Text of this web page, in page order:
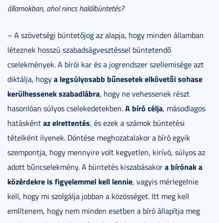
államokban, ahol nincs halálbüntetés?
– A szövetségi büntetőjog az alapja, hogy minden államban
léteznek hosszú szabadságvesztéssel büntetendő
cselekmények. A bírói kar és a jogrendszer szellemisége azt
diktálja, hogya legsúlyosabb bűnesetek elkövetői sohase
kerülhessenek szabadlábra, hogy ne vehessenek részt
hasonlóan súlyos cselekedetekben.A bíró célja, másodlagos
hatáskéntaz elrettentés, és ezek a számok büntetési
tételként ilyenek. Döntése meghozatalakor a bíró egyik
szempontja, hogy mennyire volt kegyetlen, kirívó, súlyos az
adott bűncselekmény. A büntetés kiszabásakora bírónaka
közérdekre is figyelemmel kell lennie, vagyis mérlegelnie
kell, hogy mi szolgálja jobban a közösséget. Itt meg kell
említenem, hogy nem minden esetben a bíró állapítja meg